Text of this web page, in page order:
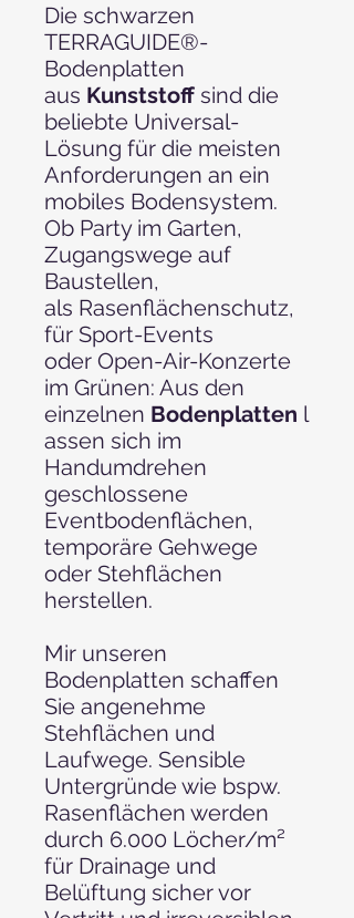
Die schwarzen
TERRAGUIDE®-
Bodenplatten
aus Kunststoff sind die
beliebte Universal-
Lösung für die meisten
Anforderungen an ein
mobiles Bodensystem.
Ob Party im Garten,
Zugangswege auf
Baustellen,
als Rasenflächenschutz,
für Sport-Events
oder Open-Air-Konzerte
im Grünen: Aus den
einzelnen Bodenplatten l
assen sich im
Handumdrehen
geschlossene
Eventbodenflächen,
temporäre Gehwege
oder Stehflächen
herstellen.
Mir unseren
Bodenplatten schaffen
Sie angenehme
Stehflächen und
Laufwege. Sensible
Untergründe wie bspw.
Rasenflächen werden
durch 6.000 Löcher/m²
für Drainage und
Belüftung sicher vor